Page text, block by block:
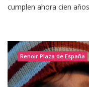
cumplen ahora cien
Renoir Plaza de España